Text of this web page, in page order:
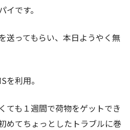
です。
送ってもらい、本日ようやく無
を利用。
ても１週間で荷物をゲットでき
めてちょっとしたトラブルに巻